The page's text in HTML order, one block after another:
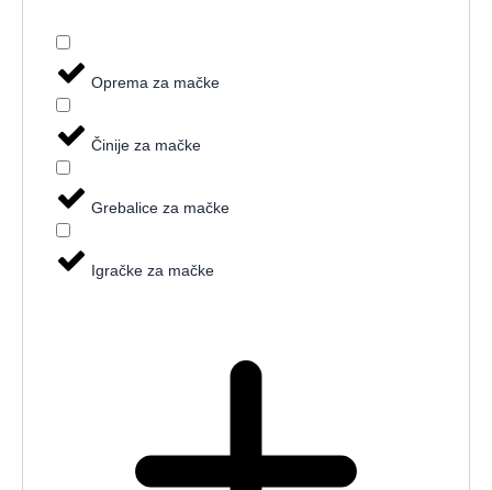
Oprema za mačke
Činije za mačke
Grebalice za mačke
Igračke za mačke